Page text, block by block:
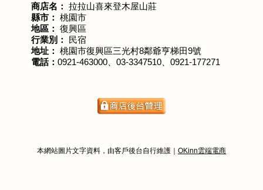
商店名： 拉拉山喜來登木屋山莊
縣市： 桃園市
地區： 復興區
行業別：
民宿
地址： 桃園市復興區三光村8鄰爺亨梯田9號
電話： 0921-463000、03-3347510、0921-177271
本網站圖片文字資料，由客戶後台自行維護｜ OKinn雲端電商